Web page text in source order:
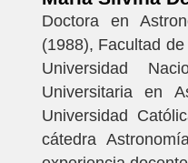
Doctora en
(1988), Facultad
Universidad
Universitaria en
Universidad
cátedra